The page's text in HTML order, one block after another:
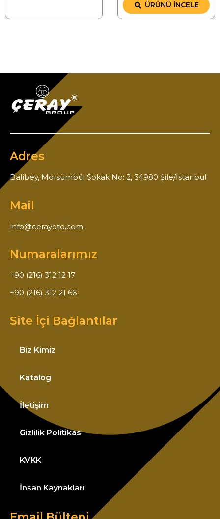
ÜRÜNÜ İNCELE
Adres
Balibey, Morsümbül Sokak No: 2, 34980 Şile/İstanbul
Mail
info@cerayoto.com
Numaralarımız
+90 (216) 312 12 17
+90 (216) 312 21 66
Site İçi Bağlantılar
Biz Kimiz
Katalog
İletişim
Gizlilik Politikası
KVKK
İnsan Kaynakları